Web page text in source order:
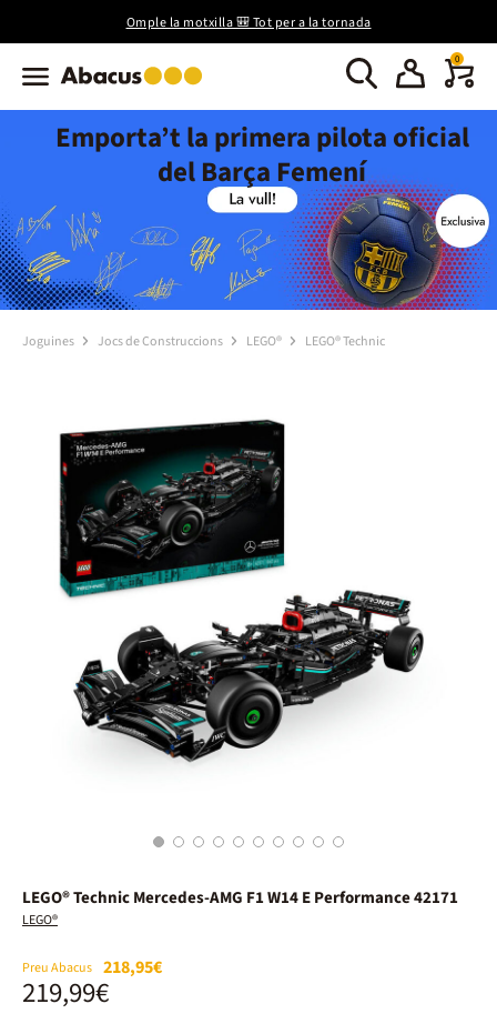
Omple la motxilla 🎒 Tot per a la tornada
0
Emporta’t la primera pilota oficial
del Barça Femení
Joguines Jocs de Construccions LEGO® LEGO® Technic
1 2 3 4 5 6 7 8 9 10
LEGO® Technic Mercedes-AMG F1 W14 E Performance 42171
LEGO®
Preu Abacus 218,95€
219,99€